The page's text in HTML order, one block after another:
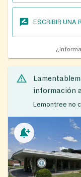
ESCRIBIR UNA
información
Lemontree no